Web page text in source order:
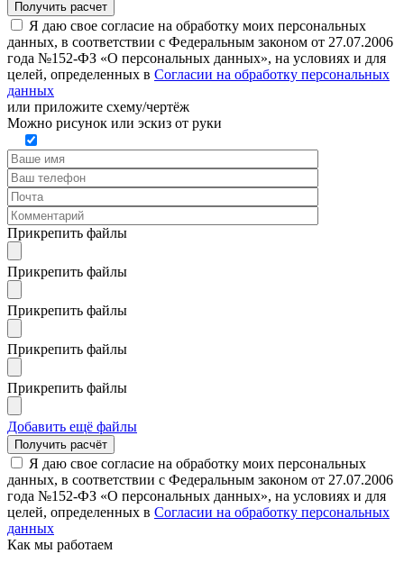
Я даю свое согласие на обработку моих персональных
данных, в соответствии с Федеральным законом от 27.07.2006
года №152-ФЗ «О персональных данных», на условиях и для
целей, определенных в Согласии на обработку персональных
данных
или приложите схему/чертёж
Можно рисунок или эскиз от руки
Прикрепить файлы
Прикрепить файлы
Прикрепить файлы
Прикрепить файлы
Прикрепить файлы
Добавить ещё файлы
Я даю свое согласие на обработку моих персональных
данных, в соответствии с Федеральным законом от 27.07.2006
года №152-ФЗ «О персональных данных», на условиях и для
целей, определенных в Согласии на обработку персональных
данных
Как мы работаем